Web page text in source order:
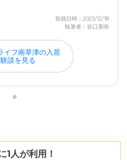
投稿日時：2025/12/18
執筆者：谷口美咲
イフ南草津の入居
談を見る
1人が利用！